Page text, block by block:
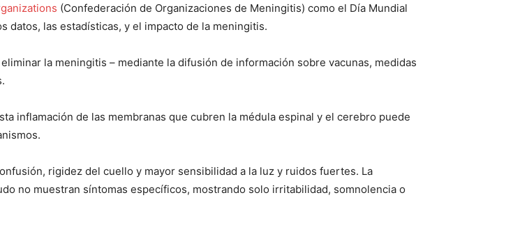
(Confederación de Organizaciones de Meningitis) como el Día Mundial
datos, las estadísticas, y el impacto de la meningitis.
la meningitis – mediante la difusión de información sobre vacunas, medidas
inflamación de las membranas que cubren la médula espinal y el cerebro puede
rigidez del cuello y mayor sensibilidad a la luz y ruidos fuertes. La
no muestran síntomas específicos, mostrando solo irritabilidad, somnolencia o